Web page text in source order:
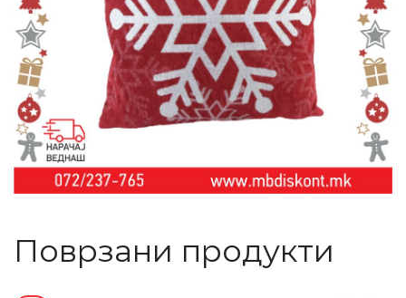
Поврзани продукти